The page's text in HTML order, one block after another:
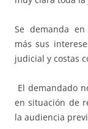
Se demanda
más sus
judicial y costas
El demandado
en situación de
la audiencia